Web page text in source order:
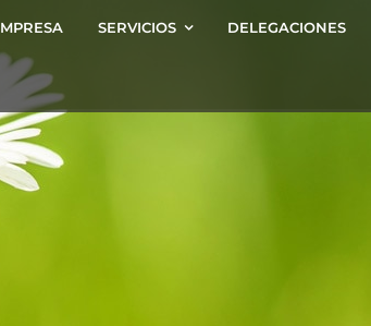
SERVICIOS DELEGACIONES